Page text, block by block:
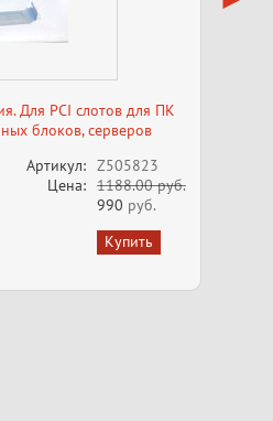
Для PCI слотов для ПК
блоков, серверов
Артикул: Z505823
Цена: 1188.00 руб.
990 руб.